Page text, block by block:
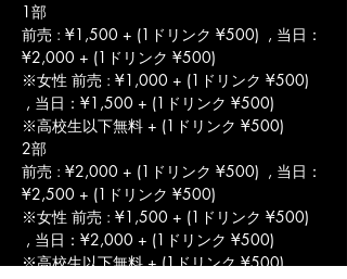
1部
前売 : ¥1,500 + (1ドリンク ¥500)  , 当日：
¥2,000 + (1ドリンク ¥500)
※女性 前売 : ¥1,000 + (1ドリンク ¥500)
, 当日：¥1,500 + (1ドリンク ¥500)
※高校生以下無料 + (1ドリンク ¥500)
2部
前売 : ¥2,000 + (1ドリンク ¥500)  , 当日：
¥2,500 + (1ドリンク ¥500)
※女性 前売 : ¥1,500 + (1ドリンク ¥500)
, 当日：¥2,000 + (1ドリンク ¥500)
※高校生以下無料 + (1ドリンク ¥500)